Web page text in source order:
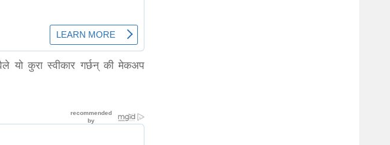
यो कुरा स्वीकार गर्छन् की मेकअप